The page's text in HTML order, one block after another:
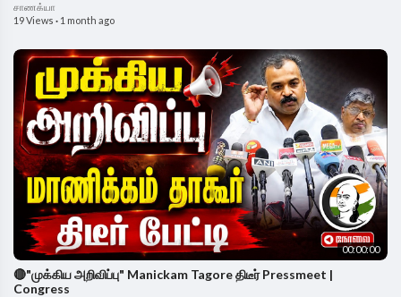
சாணக்யா
19 Views · 1 month ago
00:00:00
🔴"முக்கிய அறிவிப்பு" Manickam Tagore திடீர் Pressmeet |
Congress